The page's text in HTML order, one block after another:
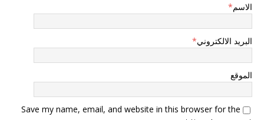
الاسم*
البريد الالكتروني*
الموقع
Save my name, email, and website in this browser for the